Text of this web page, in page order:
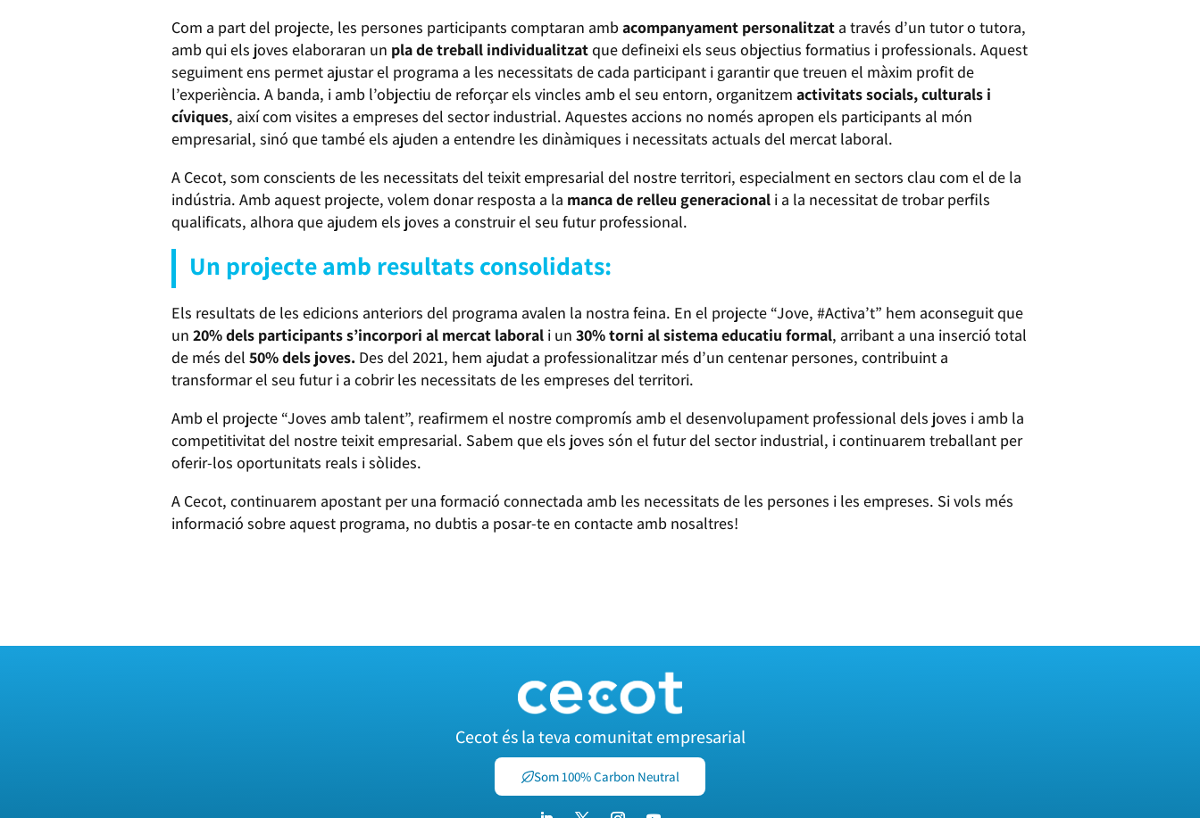
Com a part del projecte, les persones participants comptaran ambacompanyament personalitzat a través d’un tutor o tutora,
amb qui els joves elaboraran un pla de treball individualitzatque defineixi els seus objectius formatius i professionals. Aquest
seguiment ens permet ajustar el programa a les necessitats de cada participant i garantir que treuen el màxim profit de
l’experiència. A banda, i amb l’objectiu de reforçar els vincles amb el seu entorn, organitzem activitats socials, culturals i
cíviques, així com visites a empreses del sector industrial. Aquestes accions no només apropen els participants al món
empresarial, sinó que també els ajuden a entendre les dinàmiques i necessitats actuals del mercat laboral.
A Cecot, som conscients de les necessitats del teixit empresarial del nostre territori, especialment en sectors clau com el de la
indústria. Amb aquest projecte, volem donar resposta a la manca de relleu generacional i a la necessitat de trobar perfils
qualificats, alhora que ajudem els joves a construir el seu futur professional.
Un projecte amb resultats consolidats:
Els resultats de les edicions anteriors del programa avalen la nostra feina. En el projecte “Jove, #Activa’t” hem aconseguit que
un 20% dels participants s’incorpori al mercat laboral i un 30% torni al sistema educatiu formal, arribant a una inserció total
de més del 50% dels joves. Des del 2021, hem ajudat a professionalitzar més d’un centenar persones, contribuint a
transformar el seu futur i a cobrir les necessitats de les empreses del territori.
Amb el projecte “Joves amb talent”, reafirmem el nostre compromís amb el desenvolupament professional dels joves i amb la
competitivitat del nostre teixit empresarial. Sabem que els joves són el futur del sector industrial, i continuarem treballant per
oferir-los oportunitats reals i sòlides.
A Cecot, continuarem apostant per una formació connectada amb les necessitats de les persones i les empreses. Si vols més
informació sobre aquest programa, no dubtis a posar-te en contacte amb nosaltres!
Cecot és la teva comunitat empresarial
Som 100% Carbon Neutral